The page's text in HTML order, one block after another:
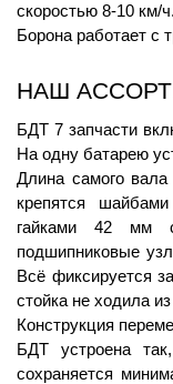
скоростью 8-10 км/ч.
Борона работает с
НАШ
БДТ 7 запчасти
На одну батарею
Длина самого
крепятся
гайками 42 мм
подшипниковые
Всё фиксируется
стойка не ходила
Конструкция
БДТ устроена
сохраняется